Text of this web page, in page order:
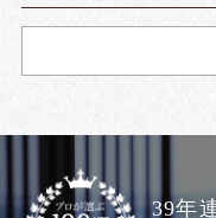
39年